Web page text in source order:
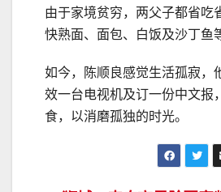
由于家境贫穷，两父子都省吃
快熟面、面包、白饭及沙丁鱼
如今，陈顺良感觉生活孤寂，
效一台电视机及订一份中文报
食，以消磨孤独的时光。